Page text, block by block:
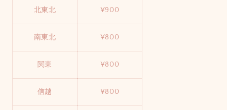
北東北 ¥900
南東北 ¥800
関東 ¥800
信越 ¥800